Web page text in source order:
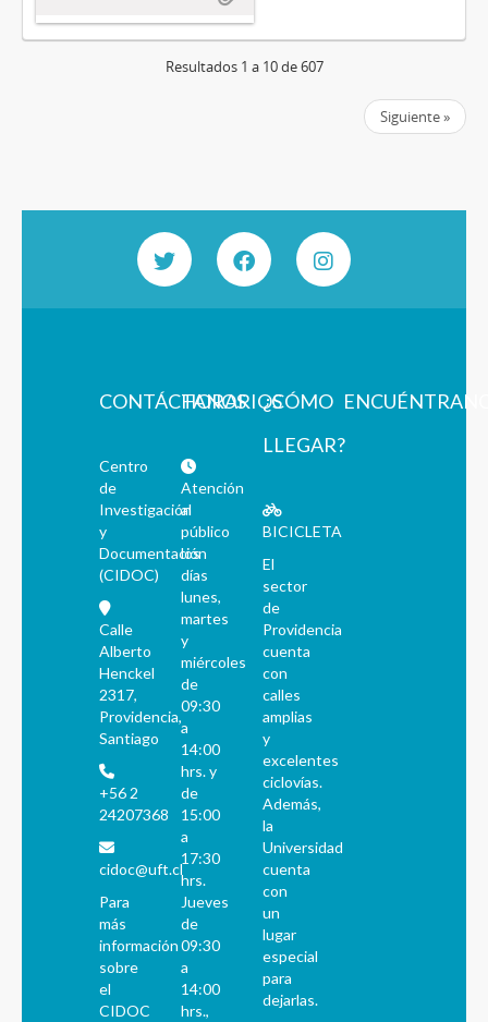
Resultados 1 a 10 de 607
Siguiente »
CONTÁCTANOS
Centro
de
Investigación
y
Documentación
(CIDOC)
Calle
Alberto
Henckel
2317,
Providencia,
Santiago
+56 2
24207368
cidoc@uft.cl
Para
más
información
sobre
el
CIDOC
HORARIOS
Atención
al
público
los
días
lunes,
martes
y
miércoles
de
09:30
a
14:00
hrs. y
de
15:00
a
17:30
hrs.
Jueves
de
09:30
a
14:00
hrs.,
¿CÓMO
LLEGAR?
BICICLETA
El
sector
de
Providencia
cuenta
con
calles
amplias
y
excelentes
ciclovías.
Además,
la
Universidad
cuenta
con
un
lugar
especial
para
dejarlas.